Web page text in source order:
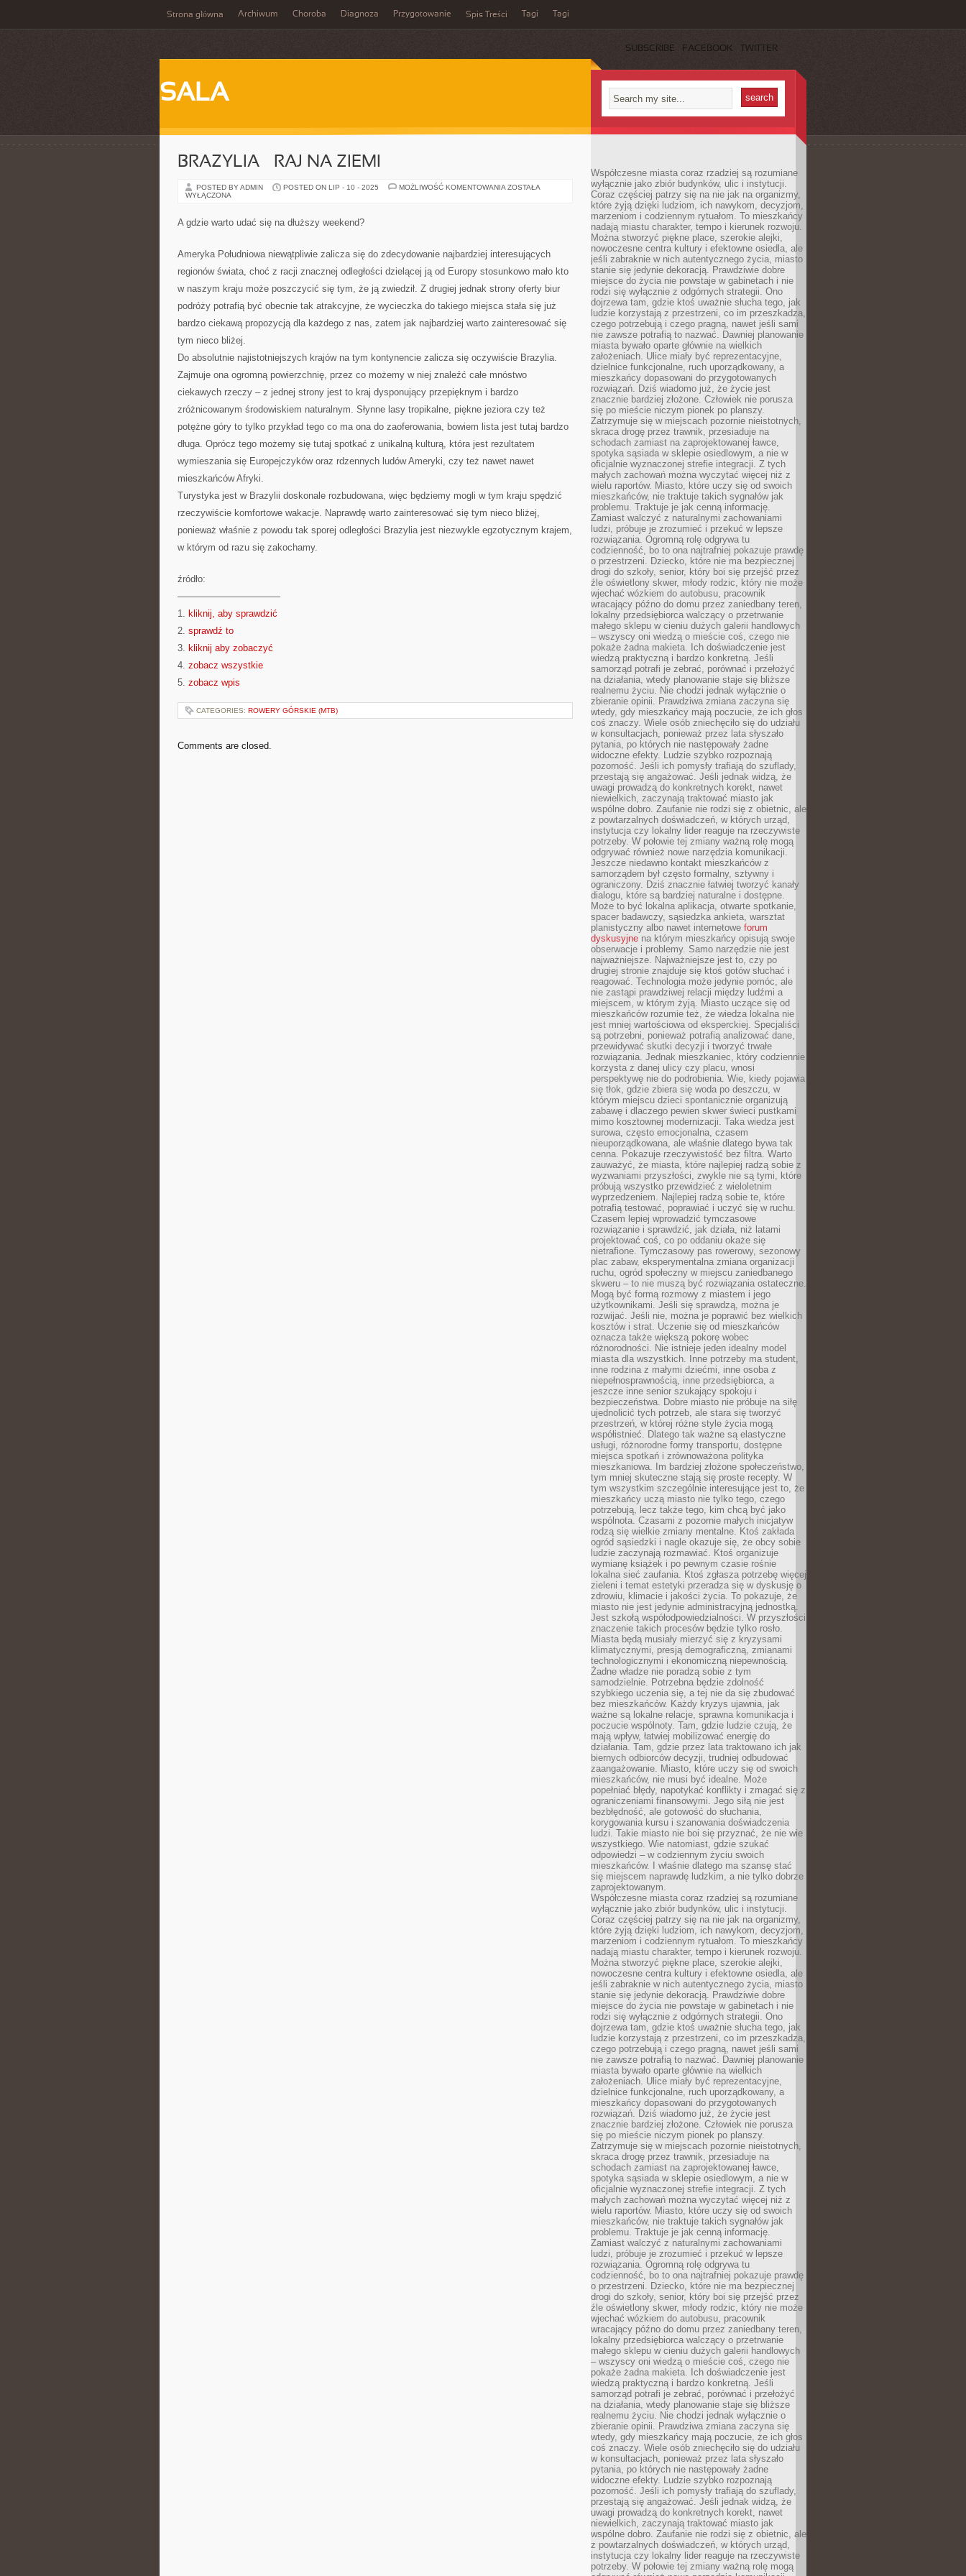
Strona główna Archiwum Choroba Diagnoza Przygotowanie Spis Treści Tagi Tagi
SUBSCRIBE FACEBOOK TWITTER
SALA
BRAZYLIA – RAJ NA ZIEMI
POSTED BY ADMIN POSTED ON LIP - 10 - 2025 MOŻLIWOŚĆ KOMENTOWANIA BRAZYLIA
ZOSTAŁA
WYŁĄCZONA
A gdzie warto udać się na dłuższy weekend?
Ameryka Południowa niewątpliwie zalicza się do zdecydowanie najbardziej interesujących
regionów świata, choć z racji znacznej odległości dzielącej ją od Europy stosunkowo mało kto
w naszym kraju może poszczycić się tym, że ją zwiedził. Z drugiej jednak strony oferty biur
podróży potrafią być obecnie tak atrakcyjne, że wycieczka do takiego miejsca stała się już
bardzo ciekawą propozycją dla każdego z nas, zatem jak najbardziej warto zainteresować się
tym nieco bliżej.
Do absolutnie najistotniejszych krajów na tym kontynencie zalicza się oczywiście Brazylia.
Zajmuje ona ogromną powierzchnię, przez co możemy w niej znaleźć całe mnóstwo
ciekawych rzeczy – z jednej strony jest to kraj dysponujący przepięknym i bardzo
zróżnicowanym środowiskiem naturalnym. Słynne lasy tropikalne, piękne jeziora czy też
potężne góry to tylko przykład tego co ma ona do zaoferowania, bowiem lista jest tutaj bardzo
długa. Oprócz tego możemy się tutaj spotkać z unikalną kulturą, która jest rezultatem
wymieszania się Europejczyków oraz rdzennych ludów Ameryki, czy też nawet nawet
mieszkańców Afryki.
Turystyka jest w Brazylii doskonale rozbudowana, więc będziemy mogli w tym kraju spędzić
rzeczywiście komfortowe wakacje. Naprawdę warto zainteresować się tym nieco bliżej,
ponieważ właśnie z powodu tak sporej odległości Brazylia jest niezwykle egzotycznym krajem,
w którym od razu się zakochamy.
źródło:
———————————
1. kliknij, aby sprawdzić
2. sprawdź to
3. kliknij aby zobaczyć
4. zobacz wszystkie
5. zobacz wpis
CATEGORIES: ROWERY GÓRSKIE (MTB)
Comments are closed.
Współczesne miasta coraz rzadziej są rozumiane
wyłącznie jako zbiór budynków, ulic i instytucji.
Coraz częściej patrzy się na nie jak na organizmy,
które żyją dzięki ludziom, ich nawykom, decyzjom,
marzeniom i codziennym rytuałom. To mieszkańcy
nadają miastu charakter, tempo i kierunek rozwoju.
Można stworzyć piękne place, szerokie alejki,
nowoczesne centra kultury i efektowne osiedla, ale
jeśli zabraknie w nich autentycznego życia, miasto
stanie się jedynie dekoracją. Prawdziwie dobre
miejsce do życia nie powstaje w gabinetach i nie
rodzi się wyłącznie z odgórnych strategii. Ono
dojrzewa tam, gdzie ktoś uważnie słucha tego, jak
ludzie korzystają z przestrzeni, co im przeszkadza,
czego potrzebują i czego pragną, nawet jeśli sami
nie zawsze potrafią to nazwać. Dawniej planowanie
miasta bywało oparte głównie na wielkich
założeniach. Ulice miały być reprezentacyjne,
dzielnice funkcjonalne, ruch uporządkowany, a
mieszkańcy dopasowani do przygotowanych
rozwiązań. Dziś wiadomo już, że życie jest
znacznie bardziej złożone. Człowiek nie porusza
się po mieście niczym pionek po planszy.
Zatrzymuje się w miejscach pozornie nieistotnych,
skraca drogę przez trawnik, przesiaduje na
schodach zamiast na zaprojektowanej ławce,
spotyka sąsiada w sklepie osiedlowym, a nie w
oficjalnie wyznaczonej strefie integracji. Z tych
małych zachowań można wyczytać więcej niż z
wielu raportów. Miasto, które uczy się od swoich
mieszkańców, nie traktuje takich sygnałów jak
problemu. Traktuje je jak cenną informację.
Zamiast walczyć z naturalnymi zachowaniami
ludzi, próbuje je zrozumieć i przekuć w lepsze
rozwiązania. Ogromną rolę odgrywa tu
codzienność, bo to ona najtrafniej pokazuje prawdę
o przestrzeni. Dziecko, które nie ma bezpiecznej
drogi do szkoły, senior, który boi się przejść przez
źle oświetlony skwer, młody rodzic, który nie może
wjechać wózkiem do autobusu, pracownik
wracający późno do domu przez zaniedbany teren,
lokalny przedsiębiorca walczący o przetrwanie
małego sklepu w cieniu dużych galerii handlowych
– wszyscy oni wiedzą o mieście coś, czego nie
pokaże żadna makieta. Ich doświadczenie jest
wiedzą praktyczną i bardzo konkretną. Jeśli
samorząd potrafi je zebrać, porównać i przełożyć
na działania, wtedy planowanie staje się bliższe
realnemu życiu. Nie chodzi jednak wyłącznie o
zbieranie opinii. Prawdziwa zmiana zaczyna się
wtedy, gdy mieszkańcy mają poczucie, że ich głos
coś znaczy. Wiele osób zniechęciło się do udziału
w konsultacjach, ponieważ przez lata słyszało
pytania, po których nie następowały żadne
widoczne efekty. Ludzie szybko rozpoznają
pozorność. Jeśli ich pomysły trafiają do szuflady,
przestają się angażować. Jeśli jednak widzą, że
uwagi prowadzą do konkretnych korekt, nawet
niewielkich, zaczynają traktować miasto jak
wspólne dobro. Zaufanie nie rodzi się z obietnic, ale
z powtarzalnych doświadczeń, w których urząd,
instytucja czy lokalny lider reaguje na rzeczywiste
potrzeby. W połowie tej zmiany ważną rolę mogą
odgrywać również nowe narzędzia komunikacji.
Jeszcze niedawno kontakt mieszkańców z
samorządem był często formalny, sztywny i
ograniczony. Dziś znacznie łatwiej tworzyć kanały
dialogu, które są bardziej naturalne i dostępne.
Może to być lokalna aplikacja, otwarte spotkanie,
spacer badawczy, sąsiedzka ankieta, warsztat
planistyczny albo nawet internetowe forum
dyskusyjne na którym mieszkańcy opisują swoje
obserwacje i problemy. Samo narzędzie nie jest
najważniejsze. Najważniejsze jest to, czy po
drugiej stronie znajduje się ktoś gotów słuchać i
reagować. Technologia może jedynie pomóc, ale
nie zastąpi prawdziwej relacji między ludźmi a
miejscem, w którym żyją. Miasto uczące się od
mieszkańców rozumie też, że wiedza lokalna nie
jest mniej wartościowa od eksperckiej. Specjaliści
są potrzebni, ponieważ potrafią analizować dane,
przewidywać skutki decyzji i tworzyć trwałe
rozwiązania. Jednak mieszkaniec, który codziennie
korzysta z danej ulicy czy placu, wnosi
perspektywę nie do podrobienia. Wie, kiedy pojawia
się tłok, gdzie zbiera się woda po deszczu, w
którym miejscu dzieci spontanicznie organizują
zabawę i dlaczego pewien skwer świeci pustkami
mimo kosztownej modernizacji. Taka wiedza jest
surowa, często emocjonalna, czasem
nieuporządkowana, ale właśnie dlatego bywa tak
cenna. Pokazuje rzeczywistość bez filtra. Warto
zauważyć, że miasta, które najlepiej radzą sobie z
wyzwaniami przyszłości, zwykle nie są tymi, które
próbują wszystko przewidzieć z wieloletnim
wyprzedzeniem. Najlepiej radzą sobie te, które
potrafią testować, poprawiać i uczyć się w ruchu.
Czasem lepiej wprowadzić tymczasowe
rozwiązanie i sprawdzić, jak działa, niż latami
projektować coś, co po oddaniu okaże się
nietrafione. Tymczasowy pas rowerowy, sezonowy
plac zabaw, eksperymentalna zmiana organizacji
ruchu, ogród społeczny w miejscu zaniedbanego
skweru – to nie muszą być rozwiązania ostateczne.
Mogą być formą rozmowy z miastem i jego
użytkownikami. Jeśli się sprawdzą, można je
rozwijać. Jeśli nie, można je poprawić bez wielkich
kosztów i strat. Uczenie się od mieszkańców
oznacza także większą pokorę wobec
różnorodności. Nie istnieje jeden idealny model
miasta dla wszystkich. Inne potrzeby ma student,
inne rodzina z małymi dziećmi, inne osoba z
niepełnosprawnością, inne przedsiębiorca, a
jeszcze inne senior szukający spokoju i
bezpieczeństwa. Dobre miasto nie próbuje na siłę
ujednolicić tych potrzeb, ale stara się tworzyć
przestrzeń, w której różne style życia mogą
współistnieć. Dlatego tak ważne są elastyczne
usługi, różnorodne formy transportu, dostępne
miejsca spotkań i zrównoważona polityka
mieszkaniowa. Im bardziej złożone społeczeństwo,
tym mniej skuteczne stają się proste recepty. W
tym wszystkim szczególnie interesujące jest to, że
mieszkańcy uczą miasto nie tylko tego, czego
potrzebują, lecz także tego, kim chcą być jako
wspólnota. Czasami z pozornie małych inicjatyw
rodzą się wielkie zmiany mentalne. Ktoś zakłada
ogród sąsiedzki i nagle okazuje się, że obcy sobie
ludzie zaczynają rozmawiać. Ktoś organizuje
wymianę książek i po pewnym czasie rośnie
lokalna sieć zaufania. Ktoś zgłasza potrzebę więcej
zieleni i temat estetyki przeradza się w dyskusję o
zdrowiu, klimacie i jakości życia. To pokazuje, że
miasto nie jest jedynie administracyjną jednostką.
Jest szkołą współodpowiedzialności. W przyszłości
znaczenie takich procesów będzie tylko rosło.
Miasta będą musiały mierzyć się z kryzysami
klimatycznymi, presją demograficzną, zmianami
technologicznymi i ekonomiczną niepewnością.
Żadne władze nie poradzą sobie z tym
samodzielnie. Potrzebna będzie zdolność
szybkiego uczenia się, a tej nie da się zbudować
bez mieszkańców. Każdy kryzys ujawnia, jak
ważne są lokalne relacje, sprawna komunikacja i
poczucie wspólnoty. Tam, gdzie ludzie czują, że
mają wpływ, łatwiej mobilizować energię do
działania. Tam, gdzie przez lata traktowano ich jak
biernych odbiorców decyzji, trudniej odbudować
zaangażowanie. Miasto, które uczy się od swoich
mieszkańców, nie musi być idealne. Może
popełniać błędy, napotykać konflikty i zmagać się z
ograniczeniami finansowymi. Jego siłą nie jest
bezbłędność, ale gotowość do słuchania,
korygowania kursu i szanowania doświadczenia
ludzi. Takie miasto nie boi się przyznać, że nie wie
wszystkiego. Wie natomiast, gdzie szukać
odpowiedzi – w codziennym życiu swoich
mieszkańców. I właśnie dlatego ma szansę stać
się miejscem naprawdę ludzkim, a nie tylko dobrze
zaprojektowanym.
Współczesne miasta coraz rzadziej są rozumiane
wyłącznie jako zbiór budynków, ulic i instytucji.
Coraz częściej patrzy się na nie jak na organizmy,
które żyją dzięki ludziom, ich nawykom, decyzjom,
marzeniom i codziennym rytuałom. To mieszkańcy
nadają miastu charakter, tempo i kierunek rozwoju.
Można stworzyć piękne place, szerokie alejki,
nowoczesne centra kultury i efektowne osiedla, ale
jeśli zabraknie w nich autentycznego życia, miasto
stanie się jedynie dekoracją. Prawdziwie dobre
miejsce do życia nie powstaje w gabinetach i nie
rodzi się wyłącznie z odgórnych strategii. Ono
dojrzewa tam, gdzie ktoś uważnie słucha tego, jak
ludzie korzystają z przestrzeni, co im przeszkadza,
czego potrzebują i czego pragną, nawet jeśli sami
nie zawsze potrafią to nazwać. Dawniej planowanie
miasta bywało oparte głównie na wielkich
założeniach. Ulice miały być reprezentacyjne,
dzielnice funkcjonalne, ruch uporządkowany, a
mieszkańcy dopasowani do przygotowanych
rozwiązań. Dziś wiadomo już, że życie jest
znacznie bardziej złożone. Człowiek nie porusza
się po mieście niczym pionek po planszy.
Zatrzymuje się w miejscach pozornie nieistotnych,
skraca drogę przez trawnik, przesiaduje na
schodach zamiast na zaprojektowanej ławce,
spotyka sąsiada w sklepie osiedlowym, a nie w
oficjalnie wyznaczonej strefie integracji. Z tych
małych zachowań można wyczytać więcej niż z
wielu raportów. Miasto, które uczy się od swoich
mieszkańców, nie traktuje takich sygnałów jak
problemu. Traktuje je jak cenną informację.
Zamiast walczyć z naturalnymi zachowaniami
ludzi, próbuje je zrozumieć i przekuć w lepsze
rozwiązania. Ogromną rolę odgrywa tu
codzienność, bo to ona najtrafniej pokazuje prawdę
o przestrzeni. Dziecko, które nie ma bezpiecznej
drogi do szkoły, senior, który boi się przejść przez
źle oświetlony skwer, młody rodzic, który nie może
wjechać wózkiem do autobusu, pracownik
wracający późno do domu przez zaniedbany teren,
lokalny przedsiębiorca walczący o przetrwanie
małego sklepu w cieniu dużych galerii handlowych
– wszyscy oni wiedzą o mieście coś, czego nie
pokaże żadna makieta. Ich doświadczenie jest
wiedzą praktyczną i bardzo konkretną. Jeśli
samorząd potrafi je zebrać, porównać i przełożyć
na działania, wtedy planowanie staje się bliższe
realnemu życiu. Nie chodzi jednak wyłącznie o
zbieranie opinii. Prawdziwa zmiana zaczyna się
wtedy, gdy mieszkańcy mają poczucie, że ich głos
coś znaczy. Wiele osób zniechęciło się do udziału
w konsultacjach, ponieważ przez lata słyszało
pytania, po których nie następowały żadne
widoczne efekty. Ludzie szybko rozpoznają
pozorność. Jeśli ich pomysły trafiają do szuflady,
przestają się angażować. Jeśli jednak widzą, że
uwagi prowadzą do konkretnych korekt, nawet
niewielkich, zaczynają traktować miasto jak
wspólne dobro. Zaufanie nie rodzi się z obietnic, ale
z powtarzalnych doświadczeń, w których urząd,
instytucja czy lokalny lider reaguje na rzeczywiste
potrzeby. W połowie tej zmiany ważną rolę mogą